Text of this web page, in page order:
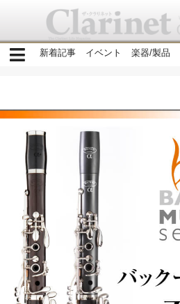
新着記事 イベント 楽器/製品